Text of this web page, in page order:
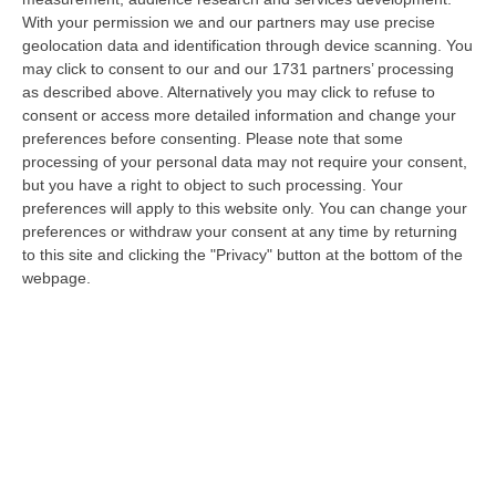
With your permission we and our partners may use precise
geolocation data and identification through device scanning. You
may click to consent to our and our 1731 partners’ processing
as described above. Alternatively you may click to refuse to
consent or access more detailed information and change your
preferences before consenting. Please note that some
processing of your personal data may not require your consent,
but you have a right to object to such processing. Your
preferences will apply to this website only. You can change your
preferences or withdraw your consent at any time by returning
to this site and clicking the "Privacy" button at the bottom of the
webpage.
Ciclovia Dei Parchi Della Calabria: Al Via La Messa In Sicurezza
Del Tratto Fabrizia – Serra San Bruno
“SERRA SAN BRUNO Partono i lavori di riqualificazione e miglioramento
della sicurezza lungo la Ciclovia dei Parchi della Calabria, concentra…
05 Agosto, 21:56
Tari, Senese: «Rendere Efficiente Il Sistema Per Ridurre I Costi
Per I Cittadini E Aumentare I Salari»
“CATANZARO A Lamezia Terme la Tari aumenta del 6,2% per le famiglie e
del 17% per le imprese; a Crotone del 6,9%; a Catanzaro dell’1,63%. A…
05 Agosto, 21:23